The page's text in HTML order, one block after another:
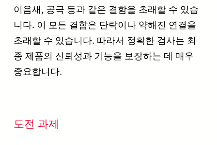
이음새, 공극 등과 같은 결함을 초래할 수 있습
니다. 이 모든 결함은 단락이나 약해진 연결을
초래할 수 있습니다. 따라서 정확한 검사는 최
종 제품의 신뢰성과 기능을 보장하는 데 매우
중요합니다.
도전 과제